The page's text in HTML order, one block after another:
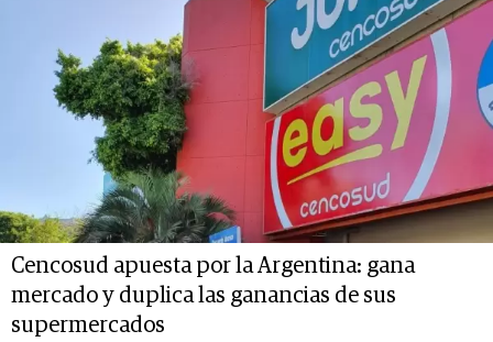
Cencosud apuesta por la Argentina: gana
mercado y duplica las ganancias de sus
supermercados